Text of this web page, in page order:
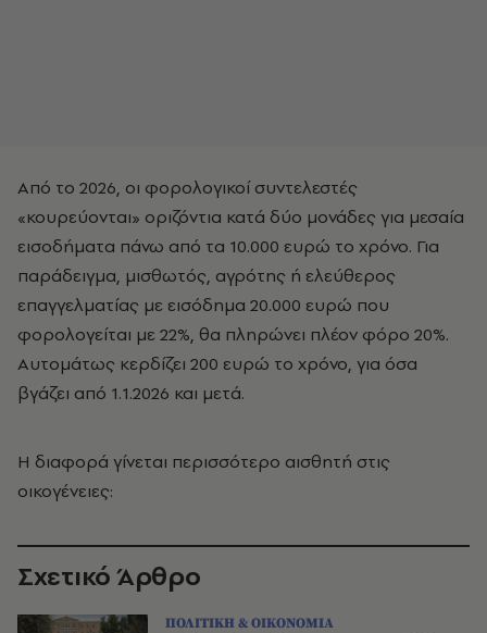
Από το 2026, οι φορολογικοί συντελεστές
«κουρεύονται» οριζόντια κατά δύο μονάδες για μεσαία
εισοδήματα πάνω από τα 10.000 ευρώ το χρόνο. Για
παράδειγμα, μισθωτός, αγρότης ή ελεύθερος
επαγγελματίας με εισόδημα 20.000 ευρώ που
φορολογείται με 22%, θα πληρώνει πλέον φόρο 20%.
Αυτομάτως κερδίζει 200 ευρώ το χρόνο, για όσα
βγάζει από 1.1.2026 και μετά.
Η διαφορά γίνεται περισσότερο αισθητή στις
οικογένειες:
Σχετικό Άρθρο
ΠΟΛΙΤΙΚΗ & ΟΙΚΟΝΟΜΙΑ